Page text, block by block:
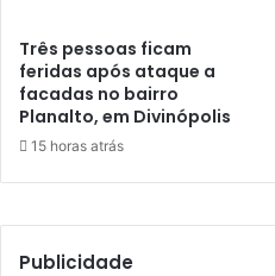
Três pessoas ficam
feridas após ataque a
facadas no bairro
Planalto, em Divinópolis
15 horas atrás
Publicidade